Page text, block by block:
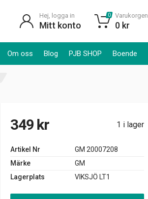
Om oss Blog PJB SHOP Boende
Hej, logga in
Mitt konto
0 Varukorgen
0 kr
349 kr 1 i lager
Artikel Nr
GM 20007208
Märke
GM
Lagerplats
VIKSJÖ LT1